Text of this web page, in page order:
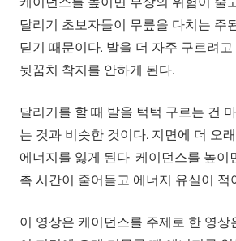
달리기 초보자들이 무릎을 다치는 주
딛기 때문이다. 발을 더 자주 구르려
뒷꿈치 착지를 안하게 된다.
달리기를 할 때 발을 턱턱 구르는 건
는 것과 비슷한 것이다. 지면에 더 오
에너지를 잃게 된다. 케이던스를 높이
촉 시간이 줄어들고 에너지 유실이 적
이 영상은 케이던스를 주제로 한 영상